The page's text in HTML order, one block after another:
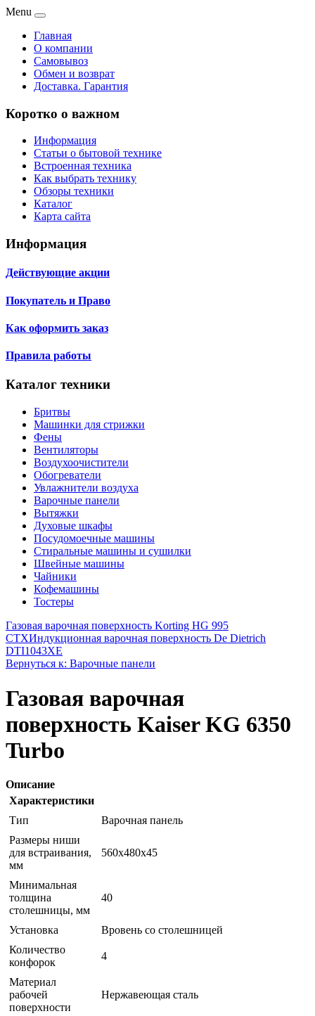
Menu
Главная
О компании
Самовывоз
Обмен и возврат
Доставка. Гарантия
Коротко о важном
Информация
Статьи о бытовой технике
Встроенная техника
Как выбрать технику
Обзоры техники
Каталог
Карта сайта
Информация
Действующие акции
Покупатель и Право
Как оформить заказ
Правила работы
Каталог техники
Бритвы
Машинки для стрижки
Фены
Вентиляторы
Воздухоочистители
Обогреватели
Увлажнители воздуха
Варочные панели
Вытяжки
Духовые шкафы
Посудомоечные машины
Стиральные машины и сушилки
Швейные машины
Чайники
Кофемашины
Тостеры
Газовая варочная поверхность Korting HG 995
CTXИндукционная варочная поверхность De Dietrich
DTI1043XE
Вернуться к: Варочные панели
Газовая варочная
поверхность Kaiser KG 6350
Turbo
Описание
Характеристики
Тип
Варочная панель
Размеры ниши
для встраивания,
мм
560х480х45
Минимальная
толщина
столешницы, мм
40
Установка
Вровень со столешницей
Количество
конфорок
4
Материал
рабочей
поверхности
Нержавеющая сталь